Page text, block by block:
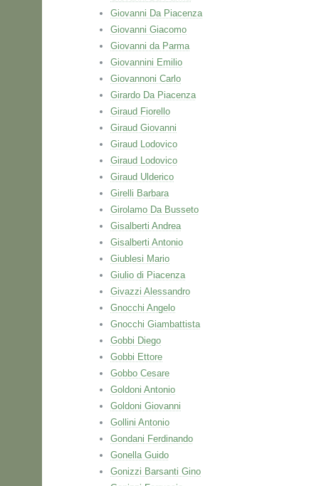
Giovanni Da Piacenza
Giovanni Giacomo
Giovanni da Parma
Giovannini Emilio
Giovannoni Carlo
Girardo Da Piacenza
Giraud Fiorello
Giraud Giovanni
Giraud Lodovico
Giraud Lodovico
Giraud Ulderico
Girelli Barbara
Girolamo Da Busseto
Gisalberti Andrea
Gisalberti Antonio
Giublesi Mario
Giulio di Piacenza
Givazzi Alessandro
Gnocchi Angelo
Gnocchi Giambattista
Gobbi Diego
Gobbi Ettore
Gobbo Cesare
Goldoni Antonio
Goldoni Giovanni
Gollini Antonio
Gondani Ferdinando
Gonella Guido
Gonizzi Barsanti Gino